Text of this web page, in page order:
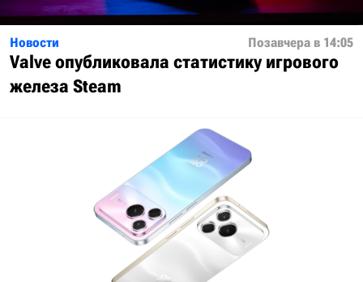
Новости Позавчера в 14:05
Valve опубликовала статистику игрового
железа Steam